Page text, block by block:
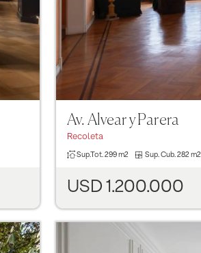
Av. Alvear y Parera
Recoleta
Sup.Tot. 299 m2 Sup. Cub. 282 m2
USD 1.200.000